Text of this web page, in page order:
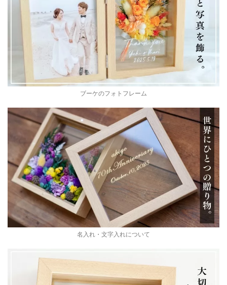
ブーケのフォトフレーム
名入れ・文字入れについて